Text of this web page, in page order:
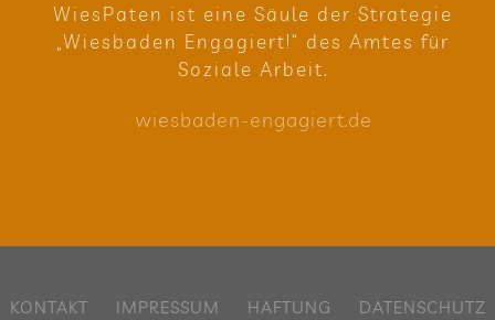
Wie­sPa­ten ist eine Säule der Stra­te­gie
„Wies­ba­den Enga­giert!“ des Amtes für
Soziale Arbeit.
wies​ba​den​-enga​giert​.de
KON­TAKT IMPRES­SUM HAF­TUNG DATEN­SCHUTZ